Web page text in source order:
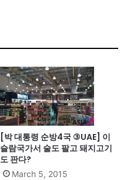
[박 대통령 순방4국 ③UAE] 이
슬람국가서 술도 팔고 돼지고기
도 판다?
March 5, 2015